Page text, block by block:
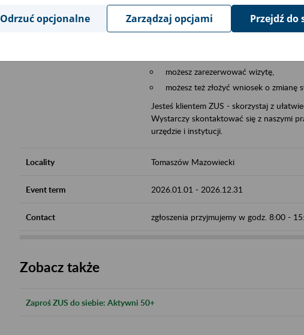
masz dostęp do zwolnień lekarskich
Jeśli jesteś świadczeniobiorcą
masz dostęp m.in. do formularza
do formularza PIT 40A, czyli
możesz zarezerwować wizytę,
możesz też złożyć wniosek o zmianę
Jesteś klientem ZUS - skorzystaj z
Wystarczy skontaktować się z naszymi
urzędzie i instytucji.
Locality Tomaszów Mazowiecki
Event term 2026.01.01 - 2026.12.31
Contact zgłoszenia przyjmujemy w godz. 8:00 -
Zobacz także
Zaproś ZUS do siebie: Aktywni 50+
Odrzuć opcjonalne Zarządzaj opcjami Przejdź do